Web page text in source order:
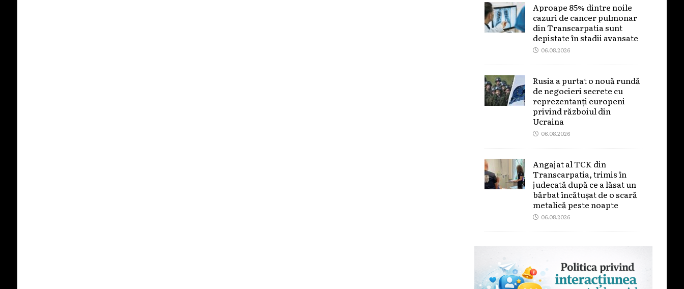
Aproape 85% dintre noile
cazuri de cancer pulmonar
din Transcarpatia sunt
depistate în stadii avansate
06.08.2026
Rusia a purtat o nouă rundă
de negocieri secrete cu
reprezentanți europeni
privind războiul din
Ucraina
06.08.2026
Angajat al TCK din
Transcarpatia, trimis în
judecată după ce a lăsat un
bărbat încătușat de o scară
metalică peste noapte
06.08.2026